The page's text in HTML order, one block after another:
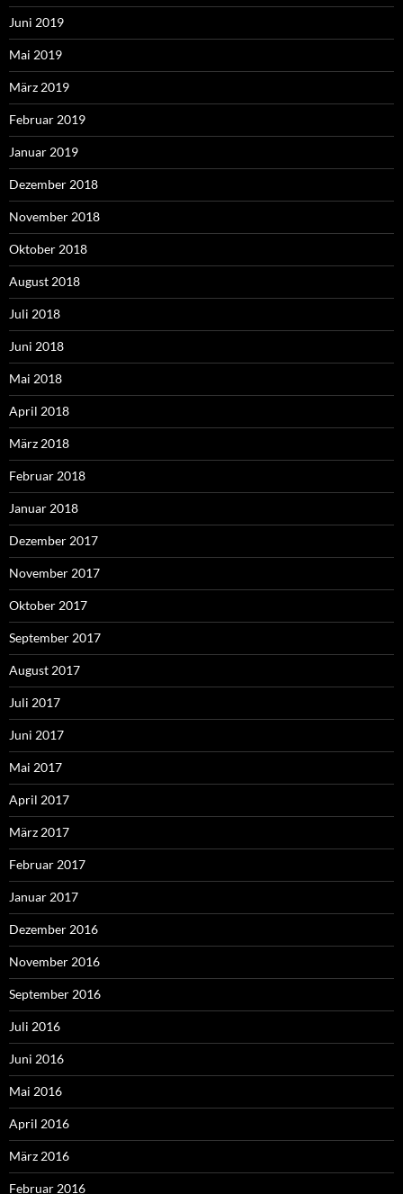
Juni 2019
Mai 2019
März 2019
Februar 2019
Januar 2019
Dezember 2018
November 2018
Oktober 2018
August 2018
Juli 2018
Juni 2018
Mai 2018
April 2018
März 2018
Februar 2018
Januar 2018
Dezember 2017
November 2017
Oktober 2017
September 2017
August 2017
Juli 2017
Juni 2017
Mai 2017
April 2017
März 2017
Februar 2017
Januar 2017
Dezember 2016
November 2016
September 2016
Juli 2016
Juni 2016
Mai 2016
April 2016
März 2016
Februar 2016